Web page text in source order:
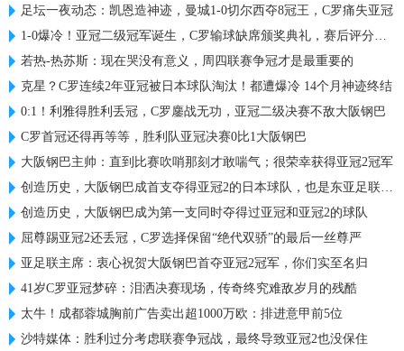
足坛一夜动态：凯恩造神迹，曼城1-0切尔西夺8冠王，C罗痛失亚冠
1-0爆冷！亚冠二级冠军诞生，C罗输球缺席颁奖典礼，赛后评分出炉
若热-热苏斯：现在哭没有意义，周四联赛争冠才是最重要的
克星？C罗连续2年亚冠被日本球队淘汰！都遭爆冷 14个月神迹终结
0:1！利雅得胜利丢冠，C罗鏖战无功，亚冠二级决赛不敌大阪钢巴
C罗首冠还得再等等，胜利队亚冠决赛0比1大阪钢巴
大阪钢巴主帅：直到比赛吹哨那刻才敢喘气；很荣幸获得亚冠2冠军
创造历史，大阪钢巴成首支夺得亚冠2的日本球队，也是东亚足联首队
创造历史，大阪钢巴成为第一支同时夺得过亚冠和亚冠2的球队
屈尊踢亚冠2还丢冠，C罗选择保留“绝代双骄”的最后一丝尊严
亚足联主席：衷心祝贺大阪钢巴首夺亚冠2冠军，你们实至名归
41岁C罗亚冠梦碎：泪洒决赛现场，传奇终究难敌岁月的残酷
太牛！成都蓉城胸前广告卖出超1000万欧：排进意甲前5位
沙特媒体：胜利过分考虑联赛争冠战，最终导致亚冠2也没保住